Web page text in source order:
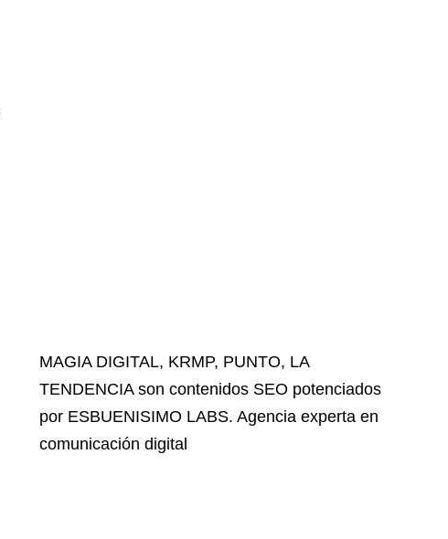
MAGIA DIGITAL, KRMP, PUNTO, LA
TENDENCIAson contenidos SEO potenciados
por ESBUENISIMO LABS. Agencia experta en
comunicación digital